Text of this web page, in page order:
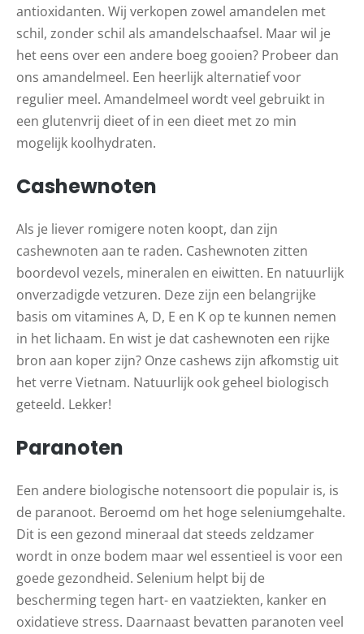
antioxidanten. Wij verkopen zowel amandelen met
schil, zonder schil als amandelschaafsel. Maar wil je
het eens over een andere boeg gooien? Probeer dan
ons amandelmeel. Een heerlijk alternatief voor
regulier meel. Amandelmeel wordt veel gebruikt in
een glutenvrij dieet of in een dieet met zo min
mogelijk koolhydraten.
Cashewnoten
Als je liever romigere noten koopt, dan zijn
cashewnoten aan te raden. Cashewnoten zitten
boordevol vezels, mineralen en eiwitten. En natuurlijk
onverzadigde vetzuren. Deze zijn een belangrijke
basis om vitamines A, D, E en K op te kunnen nemen
in het lichaam. En wist je dat cashewnoten een rijke
bron aan koper zijn? Onze cashews zijn afkomstig uit
het verre Vietnam. Natuurlijk ook geheel biologisch
geteeld. Lekker!
Paranoten
Een andere biologische notensoort die populair is, is
de paranoot. Beroemd om het hoge seleniumgehalte.
Dit is een gezond mineraal dat steeds zeldzamer
wordt in onze bodem maar wel essentieel is voor een
goede gezondheid. Selenium helpt bij de
bescherming tegen hart- en vaatziekten, kanker en
oxidatieve stress. Daarnaast bevatten paranoten veel